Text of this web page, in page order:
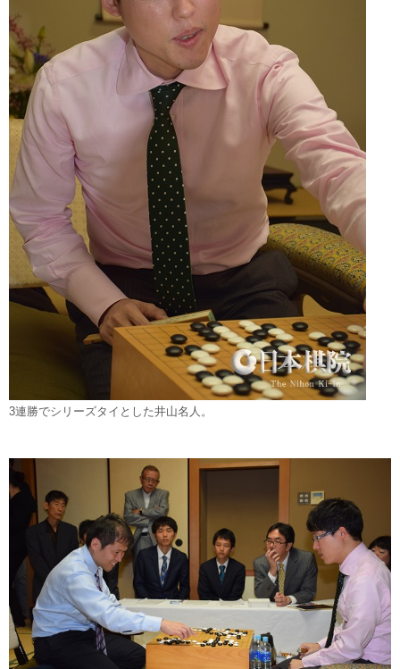
3連勝でシリーズタイとした井山名人。